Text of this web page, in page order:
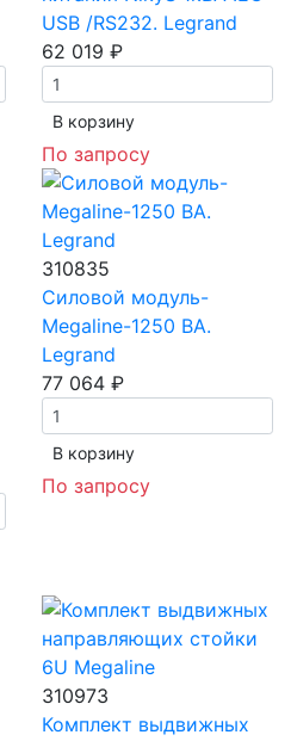
USB /RS232. Legrand
62 019 ₽
В корзинy
По запросу
310835
Силовой модуль-
Megaline-1250 ВА.
Legrand
77 064 ₽
В корзинy
По запросу
310973
Комплект выдвижных